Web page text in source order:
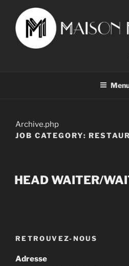
content
Archive.php
JOB CATEGORY:
HEAD WAITER/
RETROUVEZ-NOUS
Adresse